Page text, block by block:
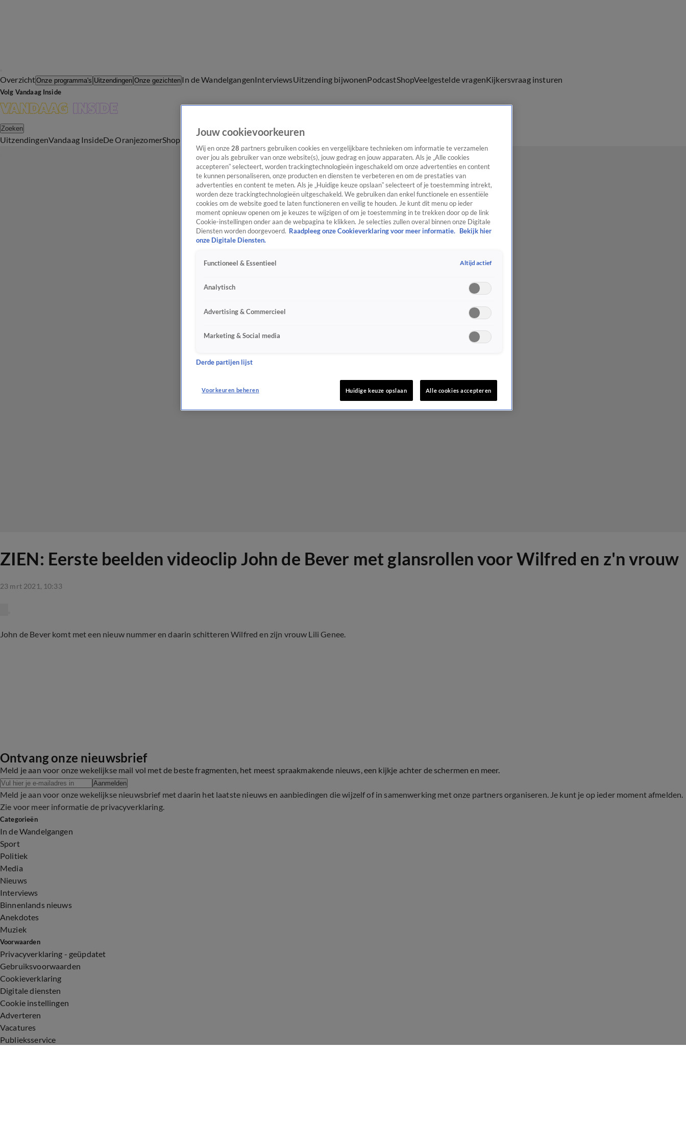
OverzichtOnze programma's Uitzendingen Onze gezichten In de WandelgangenInterviewsUitzending bijwonenPodcastShopVeelgestelde vragenKijkersvraag insturen
Volg Vandaag Inside
Zoeken
UitzendingenVandaag InsideDe OranjezomerShop
ZIEN: Eerste beelden videoclip John de Bever met glansrollen voor Wilfred en z'n vrouw
23 mrt 2021, 10:33
John de Bever komt met een nieuw nummer en daarin schitteren Wilfred en zijn vrouw Lili Genee.
Ontvang onze nieuwsbrief
Meld je aan voor onze wekelijkse mail vol met de beste fragmenten, het meest spraakmakende nieuws, een kijkje achter de schermen en meer.
Aanmelden
Meld je aan voor onze wekelijkse nieuwsbrief met daarin het laatste nieuws en aanbiedingen die wijzelf of in samenwerking met onze partners organiseren. Je kunt je op ieder moment afmelden.
Zie voor meer informatie de privacyverklaring.
Categorieën
In de Wandelgangen
Sport
Politiek
Media
Nieuws
Interviews
Binnenlands nieuws
Anekdotes
Muziek
Voorwaarden
Privacyverklaring - geüpdatet
Gebruiksvoorwaarden
Cookieverklaring
Digitale diensten
Cookie instellingen
Adverteren
Vacatures
Publieksservice
Jouw cookievoorkeuren
Wij en onze 28 partners gebruiken cookies en vergelijkbare technieken om informatie te verzamelen
over jou als gebruiker van onze website(s), jouw gedrag en jouw apparaten. Als je „Alle cookies
accepteren” selecteert, worden trackingtechnologieën ingeschakeld om onze advertenties en content
te kunnen personaliseren, onze producten en diensten te verbeteren en om de prestaties van
advertenties en content te meten. Als je „Huidige keuze opslaan” selecteert of je toestemming intrekt,
worden deze trackingtechnologieën uitgeschakeld. We gebruiken dan enkel functionele en essentiële
cookies om de website goed te laten functioneren en veilig te houden. Je kunt dit menu op ieder
moment opnieuw openen om je keuzes te wijzigen of om je toestemming in te trekken door op de link
Cookie-instellingen onder aan de webpagina te klikken. Je selecties zullen overal binnen onze Digitale
Diensten worden doorgevoerd. Raadpleeg onze Cookieverklaring voor meer informatie. Bekijk hier
onze Digitale Diensten.
Functioneel & Essentieel Altijd actief
Analytisch
Advertising & Commercieel
Marketing & Social media
Derde partijen lijst
Voorkeuren beheren Huidige keuze opslaan Alle cookies accepteren